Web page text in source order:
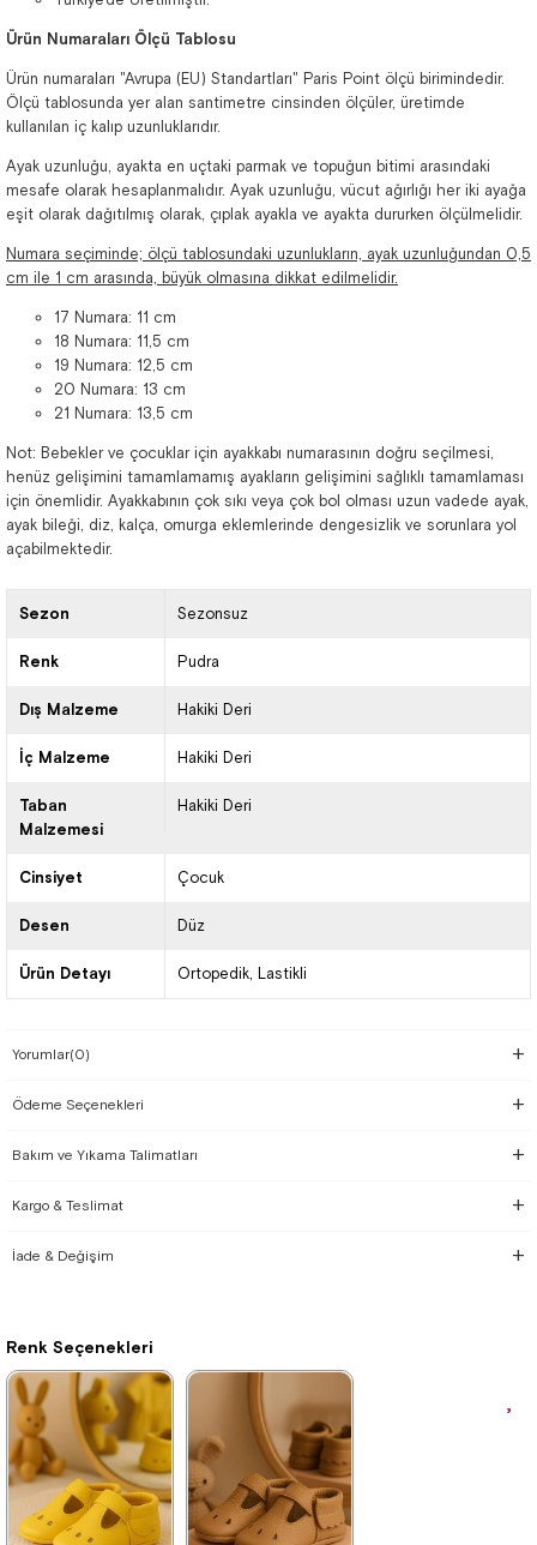
Ürün Numaraları Ölçü Tablosu
Ürün numaraları "Avrupa (EU) Standartları" Paris Point ölçü birimindedir.
Ölçü tablosunda yer alan santimetre cinsinden ölçüler, üretimde
kullanılan iç kalıp uzunluklarıdır.
Ayak uzunluğu, ayakta en uçtaki parmak ve topuğun bitimi arasındaki
mesafe olarak hesaplanmalıdır. Ayak uzunluğu, vücut ağırlığı her iki ayağa
eşit olarak dağıtılmış olarak, çıplak ayakla ve ayakta dururken ölçülmelidir.
Numara seçiminde; ölçü tablosundaki uzunlukların, ayak uzunluğundan 0,5
cm ile 1 cm arasında, büyük olmasına dikkat edilmelidir.
17 Numara: 11 cm
18 Numara: 11,5 cm
19 Numara: 12,5 cm
20 Numara: 13 cm
21 Numara: 13,5 cm
Not: Bebekler ve çocuklar için ayakkabı numarasının doğru seçilmesi,
henüz gelişimini tamamlamamış ayakların gelişimini sağlıklı tamamlaması
için önemlidir. Ayakkabının çok sıkı veya çok bol olması uzun vadede ayak,
ayak bileği, diz, kalça, omurga eklemlerinde dengesizlik ve sorunlara yol
açabilmektedir.
Sezon Sezonsuz
Renk Pudra
Dış Malzeme Hakiki Deri
İç Malzeme Hakiki Deri
Taban
Malzemesi
Hakiki Deri
Cinsiyet Çocuk
Desen Düz
Ürün Detayı Ortopedik Lastikli
Yorumlar(0)
Ödeme Seçenekleri
Bakım ve Yıkama Talimatları
Kargo & Teslimat
İade & Değişim
Renk Seçenekleri